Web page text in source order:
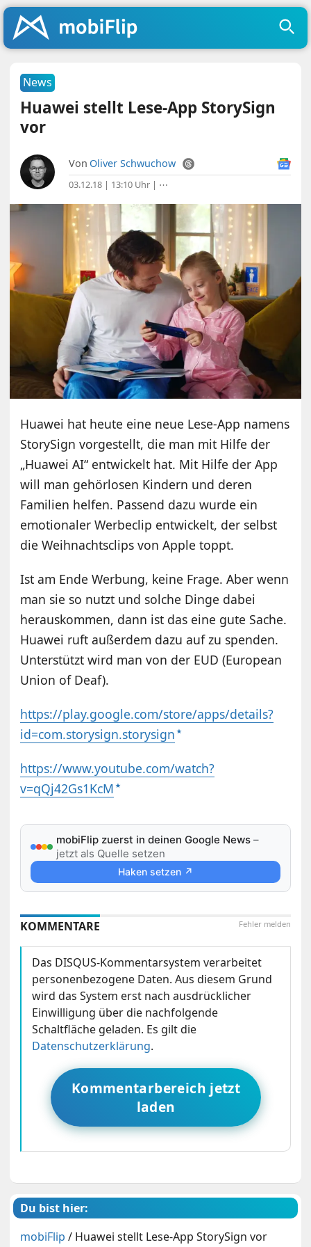
News
Huawei stellt Lese-App StorySign
vor
Von Oliver Schwuchow
03.12.18 | 13:10 Uhr | ⋯
Huawei hat heute eine neue Lese-App namens
StorySign vorgestellt, die man mit Hilfe der
„Huawei AI“ entwickelt hat. Mit Hilfe der App
will man gehörlosen Kindern und deren
Familien helfen. Passend dazu wurde ein
emotionaler Werbeclip entwickelt, der selbst
die Weihnachtsclips von Apple toppt.
Ist am Ende Werbung, keine Frage. Aber wenn
man sie so nutzt und solche Dinge dabei
herauskommen, dann ist das eine gute Sache.
Huawei ruft außerdem dazu auf zu spenden.
Unterstützt wird man von der EUD (European
Union of Deaf).
https://play.google.com/store/apps/details?
id=com.storysign.storysign
https://www.youtube.com/watch?
v=qQj42Gs1KcM
mobiFlip zuerst in deinen Google News –
jetzt als Quelle setzen
Haken setzen ↗
Fehler melden
KOMMENTARE
Das DISQUS-Kommentarsystem verarbeitet
personenbezogene Daten. Aus diesem Grund
wird das System erst nach ausdrücklicher
Einwilligung über die nachfolgende
Schaltfläche geladen. Es gilt die
Datenschutzerklärung.
Kommentarbereich jetzt
laden
Du bist hier:
mobiFlip / Huawei stellt Lese-App StorySign vor